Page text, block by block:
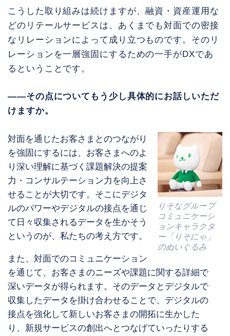
こうした取り組みは続けますが、融資・資産運用な
どのリテールサービスは、あくまでも対面での密接
なリレーションによって成り立つものです。そのリ
レーションを一層強固にするための一手がDXであ
るということです。
――その点についてもう少し具体的にお話しいただ
けますか。
りそなグループ
コミュニケーシ
ョンキャラクタ
ー「りそにゃ」
のぬいぐるみ
対面を通じたお客さまとのつながり
を強固にするには、お客さまへのよ
り深い理解に基づく課題解決の提案
力・コンサルテーション力を向上さ
せることが大切です。そこにデジタ
ルのパワーやデジタルの接点を通じ
て日々収集されるデータを生かそう
というのが、私たちの考え方です。
また、対面でのコミュニケーション
を通じて、お客さまのニーズや課題に関する詳細で
深いデータが得られます。そのデータとデジタルで
収集したデータを掛け合わせることで、デジタルの
接点を強化して新しいお客さまの開拓に生かした
り、新規サービスの創出へとつなげていったりする